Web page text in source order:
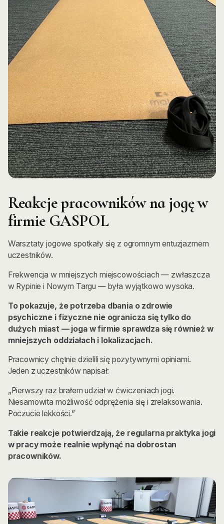
Reakcje pracowników na jogę w
firmie GASPOL
Warsztaty jogowe spotkały się z ogromnym entuzjazmem
uczestników.
Frekwencja w mniejszych miejscowościach — zwłaszcza
w Rypinie i Nowym Targu — była wyjątkowo wysoka.
To pokazuje, że potrzeba dbania o zdrowie
psychiczne i fizyczne nie ogranicza się tylko do
dużych miast — joga w firmie sprawdza się również w
mniejszych oddziałach i lokalizacjach.
Pracownicy chętnie dzielili się pozytywnymi opiniami.
Jeden z uczestników napisał:
„Pierwszy raz brałem udział w ćwiczeniach jogi.
Niesamowita możliwość odprężenia się i zrelaksowania.
Poczucie lekkości.”
Takie reakcje potwierdzają, że regularna praktyka jogi
w pracy może realnie wpłynąć na dobrostan
pracowników.